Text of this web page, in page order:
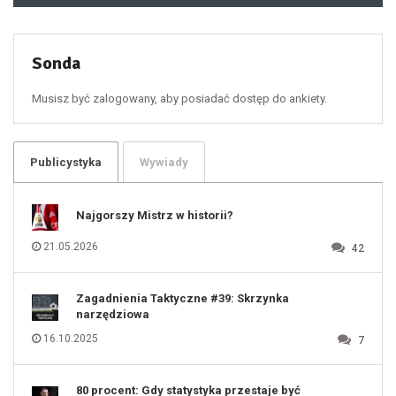
Sonda
Musisz być zalogowany, aby posiadać dostęp do ankiety.
Publicystyka Wywiady
Najgorszy Mistrz w historii?
21.05.2026 42
Zagadnienia Taktyczne #39: Skrzynka
narzędziowa
16.10.2025 7
80 procent: Gdy statystyka przestaje być